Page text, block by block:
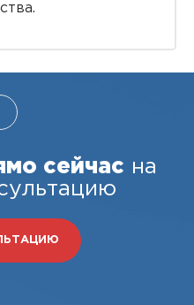
сейчас на